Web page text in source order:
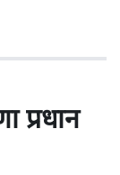
प्रधान